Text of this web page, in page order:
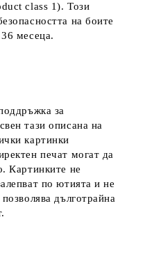
class 1). Този
на боите
36 месеца.
за
тази описана на
картинки
печат могат да
Картинките не
по ютията и не
дълготрайна